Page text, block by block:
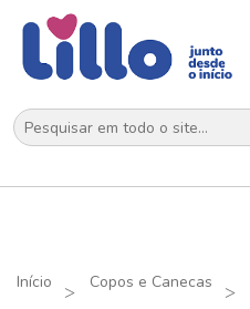
Início Copos e Canecas